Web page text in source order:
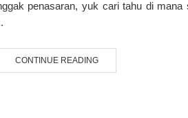
penasaran, yuk cari tahu di
CONTINUE READING